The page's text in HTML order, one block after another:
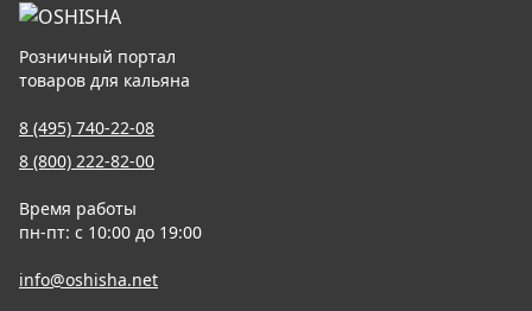
Розничный портал
товаров для кальяна
8 (495) 740-22-08
8 (800) 222-82-00
Время работы
пн-пт: с 10:00 до 19:00
info@oshisha.net